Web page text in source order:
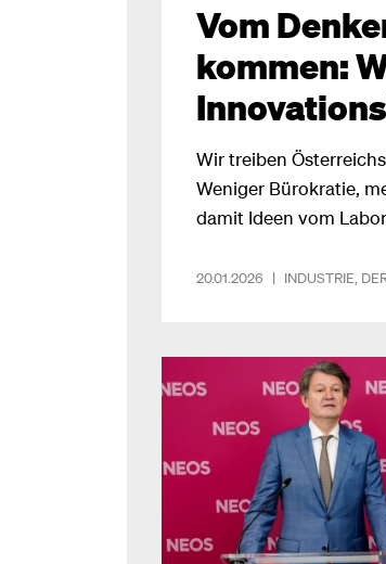
Vom
kommen:
Wir treiben
Weniger Bürokratie,
damit Ideen vom
20.01.2026 | INDUSTRIE